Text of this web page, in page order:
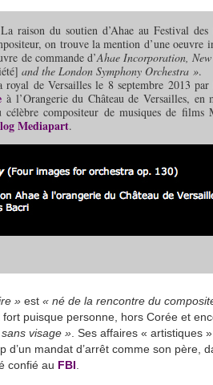
raison du soutien d’Ahae au Festival des
on trouve la mention d’une oeuvre
de commande d’Ahae Incorporation,
and the London Symphony Orchestra ».
de Versailles le 8 septembre 2013
à l’Orangerie du Château de Versailles, en
compositeur de musiques de films
Mediapart.
» est « né de la rencontre du
puisque personne, hors Corée et
visage ». Ses affaires « artistiques
mandat d’arrêt comme son père,
confié au FBI.